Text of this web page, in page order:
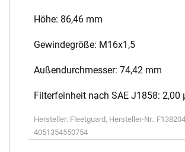
Höhe: 86,46 mm
Gewindegröße: M16x1,5
Außendurchmesser: 74,42 mm
Filterfeinheit nach SAE J1858: 2,00
Hersteller: Fleetguard , Hersteller-Nr.:
4051354550754